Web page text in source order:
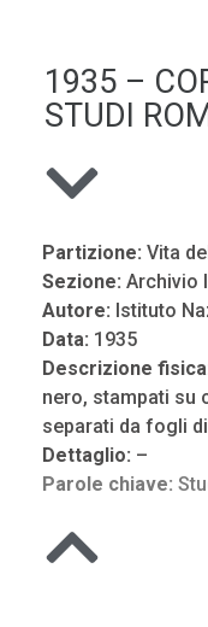
1935 –
STUDI
Partizione: Vita
Sezione: Archivio
Autore: Istituto
Data: 1935
Descrizione
nero, stampati su
separati da fogli
Dettaglio: –
Parole chiave: